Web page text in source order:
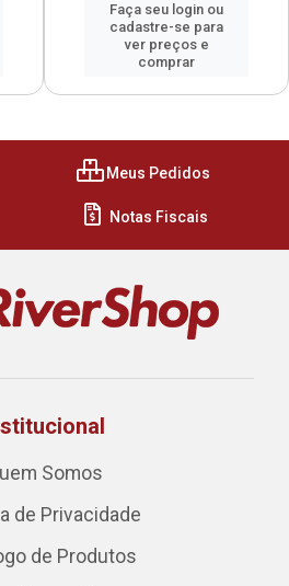
Faça seu login ou
cadastre-se para
ver preços e
comprar
Meus Pedidos
Notas Fiscais
Somos
de Privacidade
de Produtos